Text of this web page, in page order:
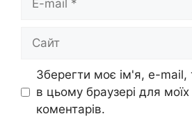
mail
Зберегти моє ім'я, e-mail,
в цьому браузері для
коментарів.